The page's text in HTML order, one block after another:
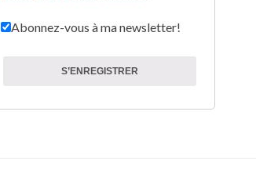
Abonnez-vous à ma newsletter!
S’ENREGISTRER